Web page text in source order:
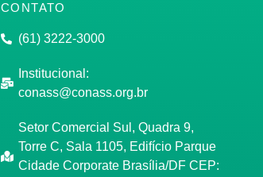
CONTATO
(61) 3222-3000
Institucional:
conass@conass.org.br
Setor Comercial Sul, Quadra 9,
Torre C, Sala 1105, Edifício Parque
Cidade Corporate Brasília/DF CEP: